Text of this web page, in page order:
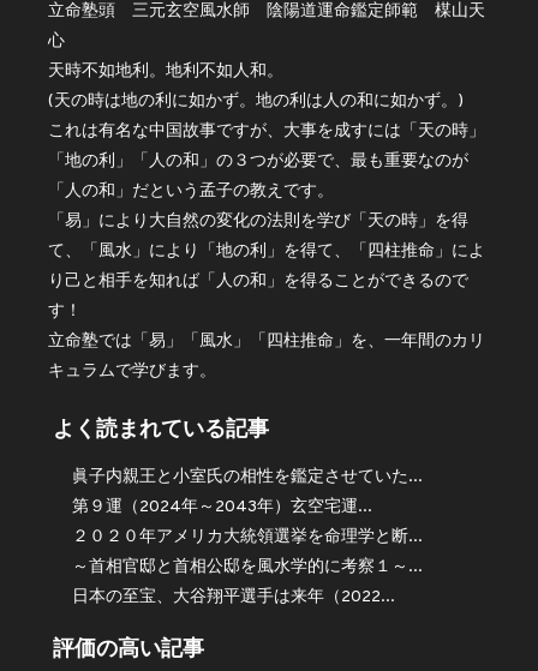
立命塾頭 三元玄空風水師 陰陽道運命鑑定師範 楳山天
心
天時不如地利。地利不如人和。
(天の時は地の利に如かず。地の利は人の和に如かず。)
これは有名な中国故事ですが、大事を成すには「天の時」
「地の利」「人の和」の３つが必要で、最も重要なのが
「人の和」だという孟子の教えです。
「易」により大自然の変化の法則を学び「天の時」を得
て、「風水」により「地の利」を得て、「四柱推命」によ
り己と相手を知れば「人の和」を得ることができるので
す！
立命塾では「易」「風水」「四柱推命」を、一年間のカリ
キュラムで学びます。
よく読まれている記事
眞子内親王と小室氏の相性を鑑定させていた...
第９運（2024年～2043年）玄空宅運...
２０２０年アメリカ大統領選挙を命理学と断...
～首相官邸と首相公邸を風水学的に考察１～...
日本の至宝、大谷翔平選手は来年（2022...
評価の高い記事